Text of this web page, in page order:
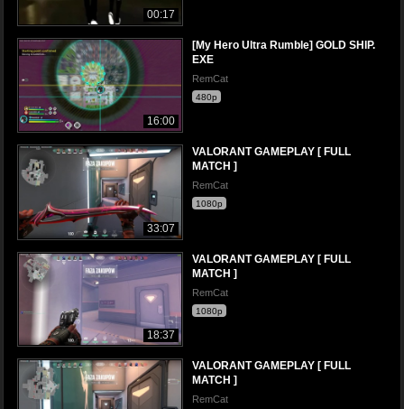
00:17
16:00
[My Hero Ultra Rumble] GOLD SHIP.
EXE
RemCat
480p
33:07
VALORANT GAMEPLAY [ FULL
MATCH ]
RemCat
1080p
18:37
VALORANT GAMEPLAY [ FULL
MATCH ]
RemCat
1080p
VALORANT GAMEPLAY [ FULL
MATCH ]
RemCat